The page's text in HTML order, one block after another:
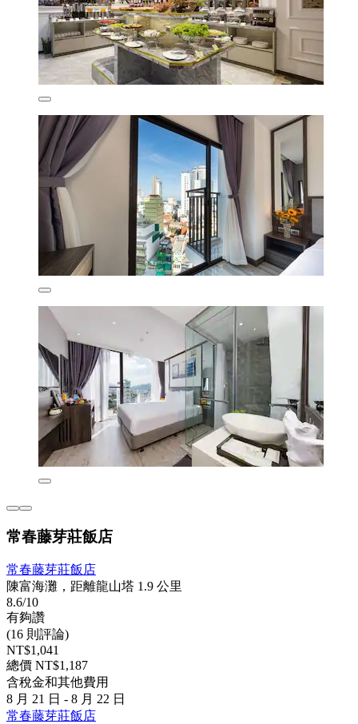
常春藤芽莊飯店
常春藤芽莊飯店
陳富海灘，距離龍山塔 1.9 公里
8.6/10
有夠讚
(16 則評論)
NT$1,041
總價 NT$1,187
含稅金和其他費用
8 月 21 日 - 8 月 22 日
常春藤芽莊飯店